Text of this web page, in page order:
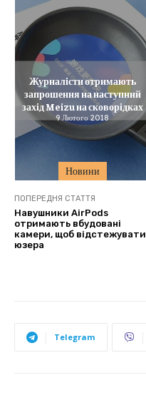
Новини
Журналісти отримають
запрошення на наступний
захід Meizu на сковорідках
9 Лютого 2018
ПОПЕРЕДНЯ СТАТТЯ
Навушники AirPods
отримають вбудовані
камери, щоб відстежувати
юзера
Telegram